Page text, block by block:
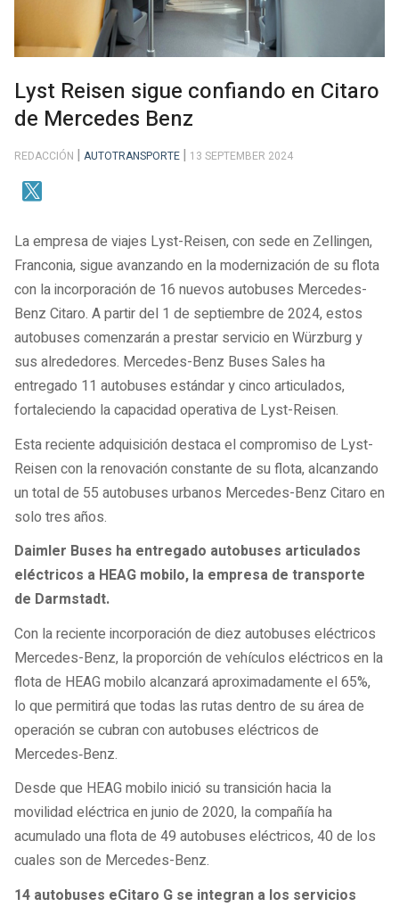
Lyst Reisen sigue confiando en Citaro
de Mercedes Benz
REDACCIÓN AUTOTRANSPORTE 13 SEPTEMBER 2024
La empresa de viajes Lyst-Reisen, con sede en Zellingen,
Franconia, sigue avanzando en la modernización de su flota
con la incorporación de 16 nuevos autobuses Mercedes-
Benz Citaro. A partir del 1 de septiembre de 2024, estos
autobuses comenzarán a prestar servicio en Würzburg y
sus alrededores. Mercedes-Benz Buses Sales ha
entregado 11 autobuses estándar y cinco articulados,
fortaleciendo la capacidad operativa de Lyst-Reisen.
Esta reciente adquisición destaca el compromiso de Lyst-
Reisen con la renovación constante de su flota, alcanzando
un total de 55 autobuses urbanos Mercedes-Benz Citaro en
solo tres años.
Daimler Buses ha entregado autobuses articulados
eléctricos a HEAG mobilo, la empresa de transporte
de Darmstadt.
Con la reciente incorporación de diez autobuses eléctricos
Mercedes-Benz, la proporción de vehículos eléctricos en la
flota de HEAG mobilo alcanzará aproximadamente el 65%,
lo que permitirá que todas las rutas dentro de su área de
operación se cubran con autobuses eléctricos de
Mercedes‑Benz.
Desde que HEAG mobilo inició su transición hacia la
movilidad eléctrica en junio de 2020, la compañía ha
acumulado una flota de 49 autobuses eléctricos, 40 de los
cuales son de Mercedes-Benz.
14 autobuses eCitaro G se integran a los servicios